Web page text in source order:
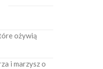
ożywią
i marzysz o